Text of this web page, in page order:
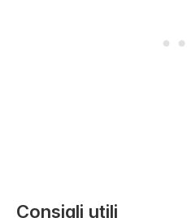
Consigli utili